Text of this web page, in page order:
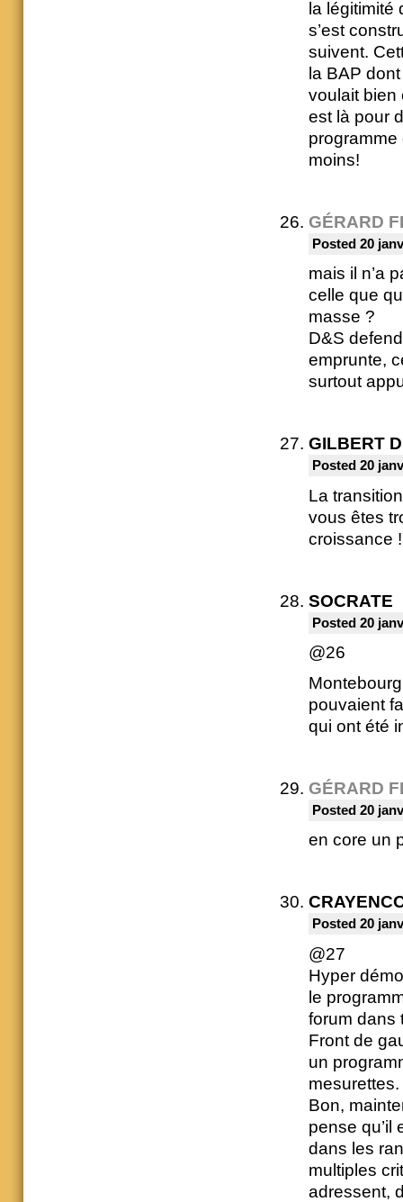
la
s’est
suivent.
la BAP
voulait bien
est là pour
programme
moins!
GÉRARD
Posted 20
mais il n’a
celle que
masse ?
D&S
emprunte,
surtout
GILBERT
Posted 20
La
vous êtes
croissance
SOCRATE
Posted 20
@26
pouvaient
qui ont été
GÉRARD
Posted 20
en core un
Posted 20
@27
Hyper
le
forum dans
Front de
un
mesurettes.
Bon,
pense qu’il
dans les
multiples
adressent,